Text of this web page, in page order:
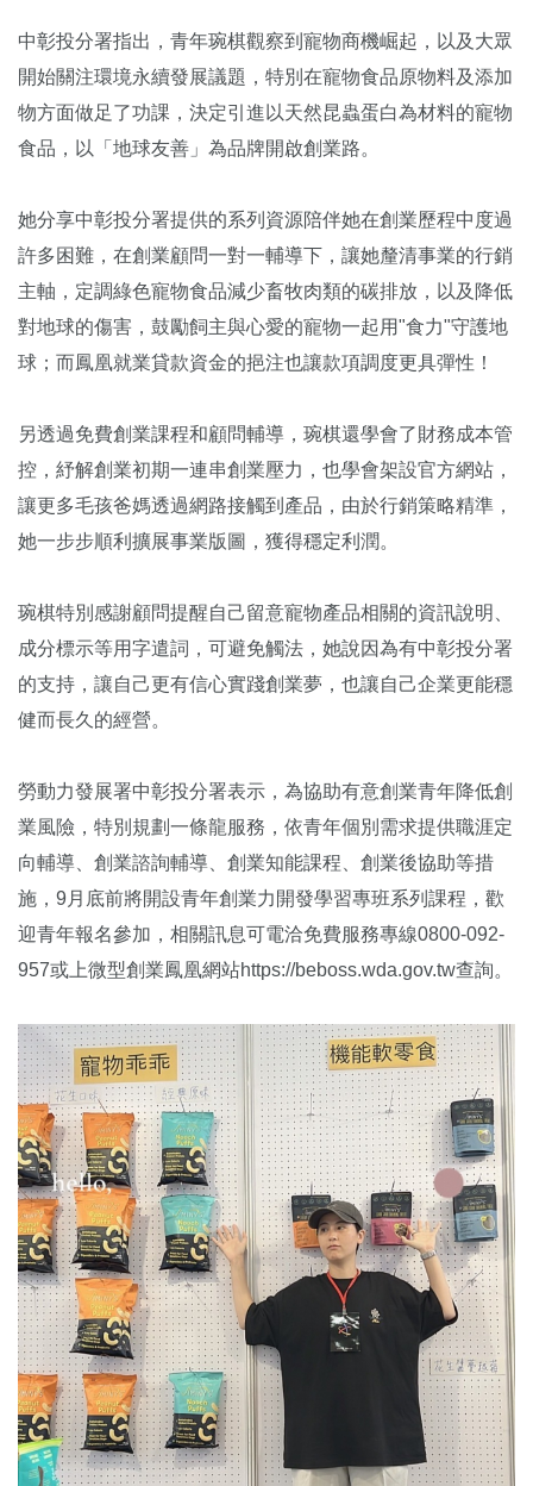
中彰投分署指出，青年琬棋觀察到寵物商機崛起，以及大眾
開始關注環境永續發展議題，特別在寵物食品原物料及添加
物方面做足了功課，決定引進以天然昆蟲蛋白為材料的寵物
食品，以「地球友善」為品牌開啟創業路。
她分享中彰投分署提供的系列資源陪伴她在創業歷程中度過
許多困難，在創業顧問一對一輔導下，讓她釐清事業的行銷
主軸，定調綠色寵物食品減少畜牧肉類的碳排放，以及降低
對地球的傷害，鼓勵飼主與心愛的寵物一起用"食力"守護地
球；而鳳凰就業貸款資金的挹注也讓款項調度更具彈性！
另透過免費創業課程和顧問輔導，琬棋還學會了財務成本管
控，紓解創業初期一連串創業壓力，也學會架設官方網站，
讓更多毛孩爸媽透過網路接觸到產品，由於行銷策略精準，
她一步步順利擴展事業版圖，獲得穩定利潤。
琬棋特別感謝顧問提醒自己留意寵物產品相關的資訊說明、
成分標示等用字遣詞，可避免觸法，她說因為有中彰投分署
的支持，讓自己更有信心實踐創業夢，也讓自己企業更能穩
健而長久的經營。
勞動力發展署中彰投分署表示，為協助有意創業青年降低創
業風險，特別規劃一條龍服務，依青年個別需求提供職涯定
向輔導、創業諮詢輔導、創業知能課程、創業後協助等措
施，9月底前將開設青年創業力開發學習專班系列課程，歡
迎青年報名參加，相關訊息可電洽免費服務專線0800-092-
957或上微型創業鳳凰網站https://beboss.wda.gov.tw查詢。